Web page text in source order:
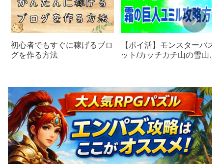
初心者でもすぐに稼げるブロ
グを作る方法
【ポイ活】モンスターバス
ット/カッチカチ山の雪山の